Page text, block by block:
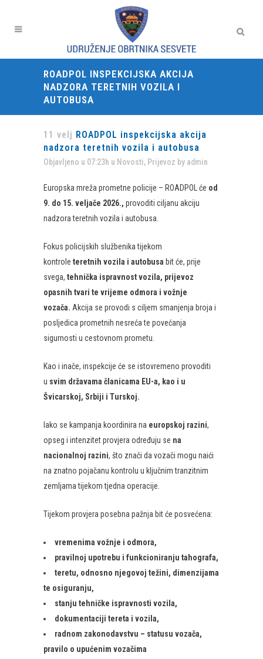
ROADPOL INSPEKCIJSKA AKCIJA
NADZORA TERETNIH VOZILA I
AUTOBUSA
11 velj ROADPOL inspekcijska akcija
nadzora teretnih vozila i autobusa
Objavljeno u 07:23h u Novosti, Prijevoz by admin
Europska mreža prometne policije – ROADPOL će od
9. do 15. veljače 2026., provoditi ciljanu akciju
nadzora teretnih vozila i autobusa.
Fokus policijskih službenika tijekom
kontrole teretnih vozila i autobusa bit će, prije
svega, tehnička ispravnost vozila, prijevoz
opasnih tvari te vrijeme odmora i vožnje
vozača. Akcija se provodi s ciljem smanjenja broja i
posljedica prometnih nesreća te povećanja
sigurnosti u cestovnom prometu.
Kao i inače, inspekcije će se istovremeno provoditi
u svim državama članicama EU-a, kao i u
Švicarskoj, Srbiji i Turskoj.
Iako se kampanja koordinira na europskoj razini,
opseg i intenzitet provjera određuju se na
nacionalnoj razini, što znači da vozači mogu naići
na znatno pojačanu kontrolu u ključnim tranzitnim
zemljama tijekom tjedna operacije.
Tijekom provjera posebna pažnja bit će posvećena:
vremenima vožnje i odmora,
pravilnoj upotrebu i funkcioniranju tahografa,
teretu, odnosno njegovoj težini, dimenzijama
te osiguranju,
stanju tehničke ispravnosti vozila,
dokumentaciji tereta i vozila,
radnom zakonodavstvu – statusu vozača,
pravilo o upućenim vozačima